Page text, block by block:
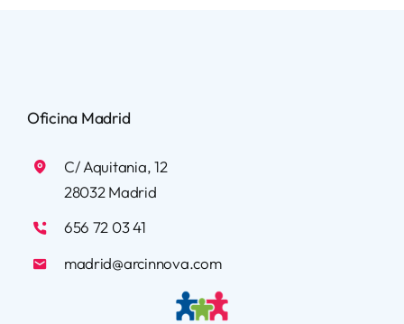
Oficina Madrid
C/ Aquitania, 12
28032 Madrid
656 72 03 41
madrid@arcinnova.com